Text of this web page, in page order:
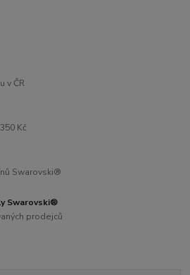
v ČR
Kč
Swarovski®
Swarovski®
prodejců